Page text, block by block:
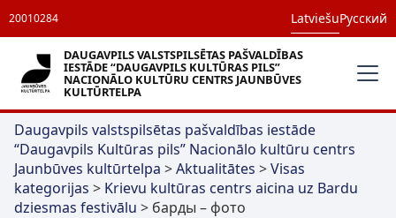
20010284 LatviešuРусский
DAUGAVPILS VALSTSPILSĒTAS PAŠVALDĪBAS
IESTĀDE “DAUGAVPILS KULTŪRAS PILS”
NACIONĀLO KULTŪRU CENTRS JAUNBŪVES
KULTŪRTELPA
Daugavpils valstspilsētas pašvaldības iestāde
“Daugavpils Kultūras pils” Nacionālo kultūru centrs
Jaunbūves kultūrtelpa >Aktualitātes >Visas
kategorijas > Krievu kultūras centrs aicina uz Bardu
dziesmas festivālu > барды – фото